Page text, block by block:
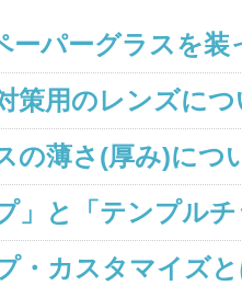
ーパーグラスを
策用のレンズにつ
の薄さ(厚み)につ
」と「テンプル
・カスタマイズ